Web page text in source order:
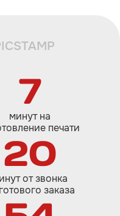
7
минут на
печати
20
от звонка
заказа